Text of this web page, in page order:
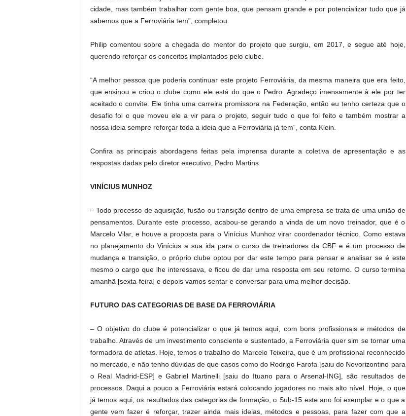
cidade, mas também trabalhar com gente boa, que pensam grande e por potencializar tudo que já
sabemos que a Ferroviária tem”, completou.
Philip comentou sobre a chegada do mentor do projeto que surgiu, em 2017, e segue até hoje,
querendo reforçar os conceitos implantados pelo clube.
“A melhor pessoa que poderia continuar este projeto Ferroviária, da mesma maneira que era feito,
que ensinou e criou o clube como ele está do que o Pedro. Agradeço imensamente à ele por ter
aceitado o convite. Ele tinha uma carreira promissora na Federação, então eu tenho certeza que o
desafio foi o que moveu ele a vir para o projeto, seguir tudo o que foi feito e também mostrar a
nossa ideia sempre reforçar toda a ideia que a Ferroviária já tem”, conta Klein.
Confira as principais abordagens feitas pela imprensa durante a coletiva de apresentação e as
respostas dadas pelo diretor executivo, Pedro Martins.
VINÍCIUS MUNHOZ
– Todo processo de aquisição, fusão ou transição dentro de uma empresa se trata de uma união de
pensamentos. Durante este processo, acabou-se gerando a vinda de um novo treinador, que é o
Marcelo Vilar, e houve a proposta para o Vinícius Munhoz virar coordenador técnico. Como estava
no planejamento do Vinícius a sua ida para o curso de treinadores da CBF e é um processo de
mudança e transição, o próprio clube optou por dar este tempo para pensar e analisar se é este
mesmo o cargo que lhe interessava, e ficou de dar uma resposta em seu retorno. O curso termina
amanhã [sexta-feira] e depois vamos sentar e conversar para uma melhor decisão.
FUTURO DAS CATEGORIAS DE BASE DA FERROVIÁRIA
– O objetivo do clube é potencializar o que já temos aqui, com bons profissionais e métodos de
trabalho. Através de um investimento consciente e sustentado, a Ferroviária quer sim se tornar uma
formadora de atletas. Hoje, temos o trabalho do Marcelo Teixeira, que é um profissional reconhecido
no mercado, e não tenho dúvidas de que casos como do Rodrigo Farofa [saiu do Novorizontino para
o Real Madrid-ESP] e Gabriel Martinelli [saiu do Ituano para o Arsenal-ING], são resultados de
processos. Daqui a pouco a Ferroviária estará colocando jogadores no mais alto nível. Hoje, o que
já temos aqui, os resultados das categorias de formação, o Sub-15 este ano foi exemplar e o que a
gente vem fazer é reforçar, trazer ainda mais ideias, métodos e pessoas, para fazer com que a